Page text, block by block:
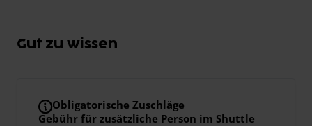
Gut zu wissen
Obligatorische Zuschläge
Gebühr für zusätzliche Person im Shuttle